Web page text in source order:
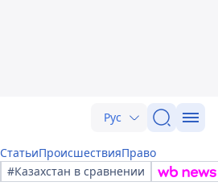
Рус
СтатьиПроисшествияПраво
#Казахстан в сравнении